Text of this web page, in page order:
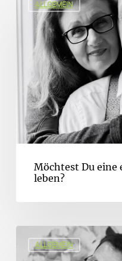
ALLGEMEIN
Möchtest Du eine
leben?
ALLGEMEIN